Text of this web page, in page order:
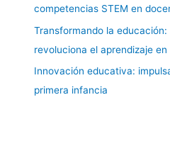
competencias STEM en
Transformando la
revoluciona el aprendizaje en
Innovación educativa:
primera infancia